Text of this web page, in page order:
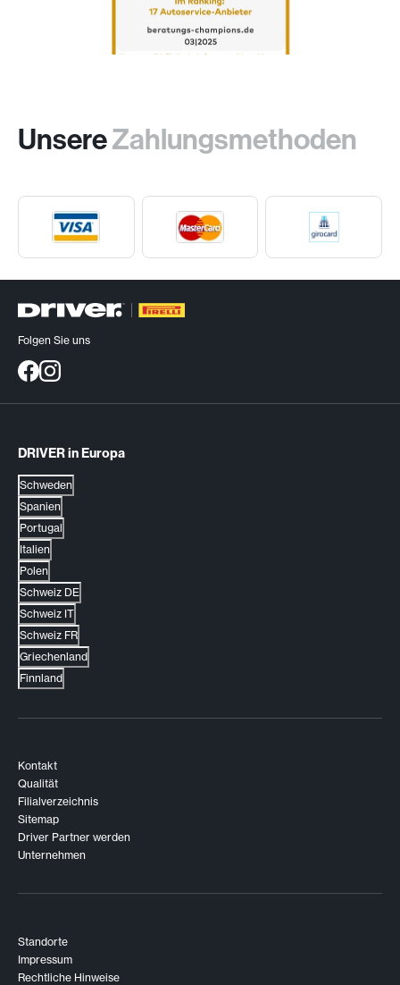
UnsereZahlungsmethoden
Folgen Sie uns
DRIVER in Europa
Schweden
Spanien
Portugal
Italien
Polen
Schweiz DE
Schweiz IT
Schweiz FR
Griechenland
Finnland
Kontakt
Qualität
Filialverzeichnis
Sitemap
Driver Partner werden
Unternehmen
Standorte
Impressum
Rechtliche Hinweise